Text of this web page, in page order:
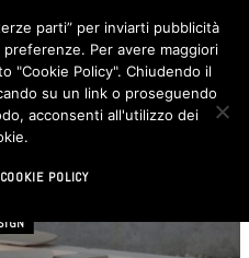
F
c
e
b
o
I
n
s
t
parti” per inviarti pubblicità
Per avere maggiori
"Cookie Policy". Chiudendo il
su un link o proseguendo
acconsenti all'utilizzo dei
COOKIE POLICY